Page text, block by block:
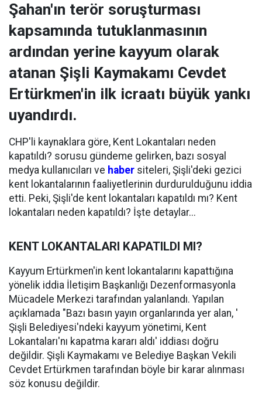
Şahan'ın terör soruşturması
kapsamında tutuklanmasının
ardından yerine kayyum olarak
atanan Şişli Kaymakamı Cevdet
Ertürkmen'in ilk icraatı büyük yankı
uyandırdı.
CHP'li kaynaklara göre, Kent Lokantaları neden
kapatıldı? sorusu gündeme gelirken, bazı sosyal
medya kullanıcıları ve haber siteleri, Şişli'deki gezici
kent lokantalarının faaliyetlerinin durdurulduğunu iddia
etti. Peki, Şişli'de kent lokantaları kapatıldı mı? Kent
lokantaları neden kapatıldı? İşte detaylar...
KENT LOKANTALARI KAPATILDI MI?
Kayyum Ertürkmen'in kent lokantalarını kapattığına
yönelik iddia İletişim Başkanlığı Dezenformasyonla
Mücadele Merkezi tarafından yalanlandı. Yapılan
açıklamada "Bazı basın yayın organlarında yer alan, '
Şişli Belediyesi'ndeki kayyum yönetimi, Kent
Lokantaları'nı kapatma kararı aldı' iddiası doğru
değildir. Şişli Kaymakamı ve Belediye Başkan Vekili
Cevdet Ertürkmen tarafından böyle bir karar alınması
söz konusu değildir.